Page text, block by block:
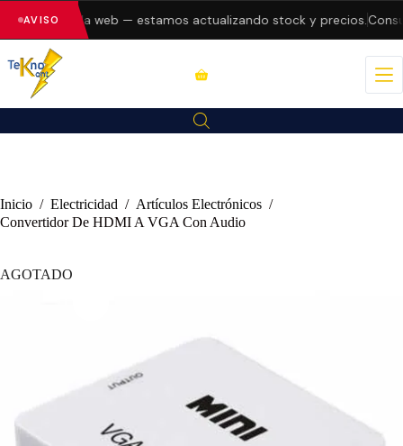
AVISO
errores en la web — estamos actualizando stock y precios.
Inicio / Electricidad / Artículos Electrónicos /
Convertidor De HDMI A VGA Con Audio
AGOTADO